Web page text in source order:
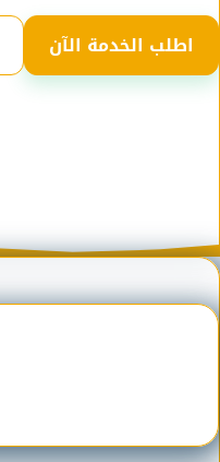
اطلب الخدمة الآن